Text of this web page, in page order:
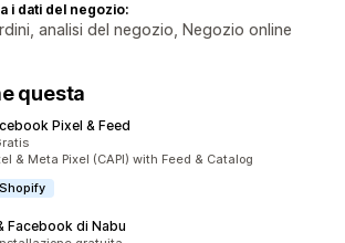
i dati del negozio:
analisi del negozio, Negozio online
questa
Pixel & Feed
totali
& Meta Pixel (CAPI) with Feed & Catalog
Facebook di Nabu